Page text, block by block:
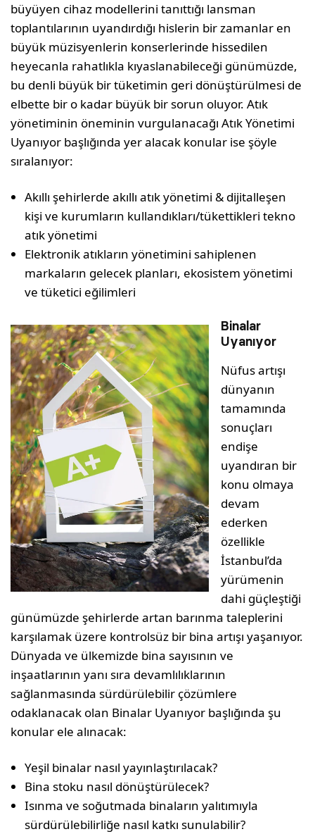
büyüyen cihaz modellerini tanıttığı lansman
toplantılarının uyandırdığı hislerin bir zamanlar en
büyük müzisyenlerin konserlerinde hissedilen
heyecanla rahatlıkla kıyaslanabileceği günümüzde,
bu denli büyük bir tüketimin geri dönüştürülmesi de
elbette bir o kadar büyük bir sorun oluyor. Atık
yönetiminin öneminin vurgulanacağı Atık Yönetimi
Uyanıyor başlığında yer alacak konular ise şöyle
sıralanıyor:
Akıllı şehirlerde akıllı atık yönetimi & dijitalleşen
kişi ve kurumların kullandıkları/tükettikleri tekno
atık yönetimi
Elektronik atıkların yönetimini sahiplenen
markaların gelecek planları, ekosistem yönetimi
ve tüketici eğilimleri
Binalar
Uyanıyor
Nüfus artışı
dünyanın
tamamında
sonuçları
endişe
uyandıran bir
konu olmaya
devam
ederken
özellikle
İstanbul’da
yürümenin
dahi güçleştiği
günümüzde şehirlerde artan barınma taleplerini
karşılamak üzere kontrolsüz bir bina artışı yaşanıyor.
Dünyada ve ülkemizde bina sayısının ve
inşaatlarının yanı sıra devamlılıklarının
sağlanmasında sürdürülebilir çözümlere
odaklanacak olan Binalar Uyanıyor başlığında şu
konular ele alınacak:
Yeşil binalar nasıl yayınlaştırılacak?
Bina stoku nasıl dönüştürülecek?
Isınma ve soğutmada binaların yalıtımıyla
sürdürülebilirliğe nasıl katkı sunulabilir?